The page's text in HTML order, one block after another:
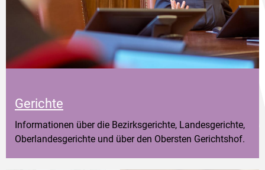
Gerichte
Informationen über die Bezirksgerichte, Landesgerichte,
Oberlandesgerichte und über den Obersten Gerichtshof.